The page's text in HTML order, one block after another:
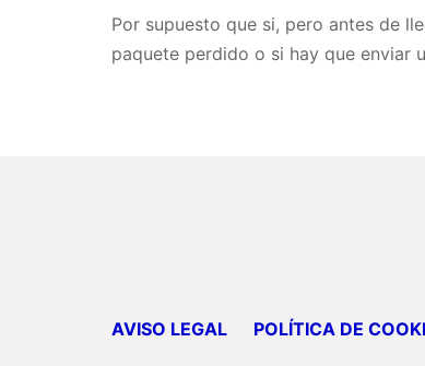
Por supuesto que si, pero antes de
paquete perdido o si hay que enviar
AVISO LEGAL POLÍTICA DE